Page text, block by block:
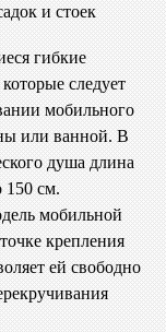
и стоек
гибкие
следует
мобильного
или ванной. В
душа длина
150 см.
мобильной
крепления
ей свободно